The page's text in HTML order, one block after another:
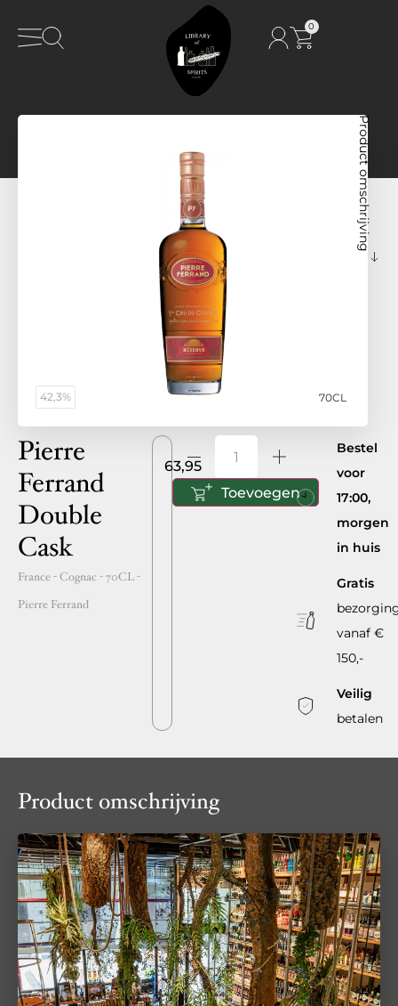
0
42,3% 70CL
Product omschrijving
Pierre
Ferrand
Double
Cask
France- Cognac -70CL-
Pierre Ferrand
63,95
Toevoegen
Bestel
voor
17:00,
morgen
in huis
Gratis
vanaf €
150,-
Veilig
betalen
Product omschrijving